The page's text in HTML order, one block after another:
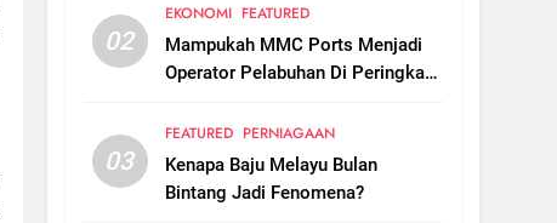
02
EKONOMI FEATURED
Mampukah MMC Ports Menjadi
Operator Pelabuhan Di Peringkat
03
FEATURED PERNIAGAAN
Kenapa Baju Melayu Bulan
Bintang Jadi Fenomena?